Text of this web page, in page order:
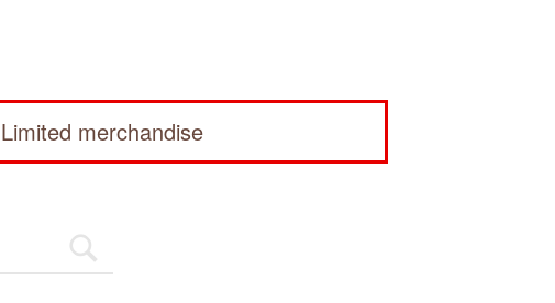
Limited merchandise